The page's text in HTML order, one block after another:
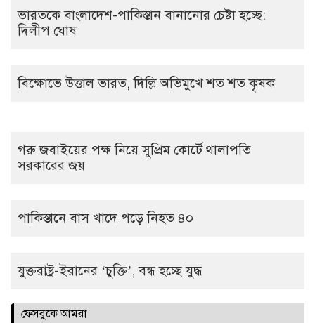
ভারতকে বাংলাদেশ-পাকিস্তান বানানোর চেষ্টা হচ্ছে:
দিলীপ ঘোষ
বিক্ষোভে উত্তাল ভারত, দিল্লি অভিমুখে শত শত কৃষক
গরু জবাইয়ের পক্ষ নিয়ে সুপ্রিম কোর্টে থালাপতি
সরকারের জয়
পাকিস্তানে বাস খাদে পড়ে নিহত ৪০
যুক্তরাষ্ট্র-ইরানের ‘চুক্তি’, বন্ধ হচ্ছে যুদ্ধ
ফেসবুকে আমরা